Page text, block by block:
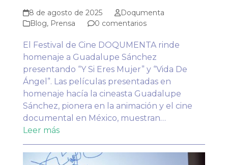
8 de agosto de 2025
Doqumenta
Blog, Prensa 0 comentarios
El Festival de Cine DOQUMENTA rinde
homenaje a Guadalupe Sánchez
presentando “Y Si Eres Mujer” y “Vida De
Ángel”. Las películas presentadas en
homenaje hacía la cineasta Guadalupe
Sánchez, pionera en la animación y el cine
documental en México, muestran…
Leer más